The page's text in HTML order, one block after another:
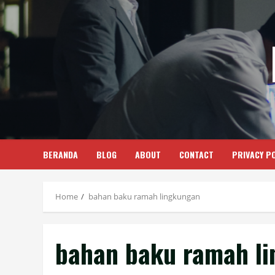
Skip
content
BERANDA BLOG ABOUT CONTACT PRIVACY
Home bahan baku ramah lingkungan
bahan baku ramah